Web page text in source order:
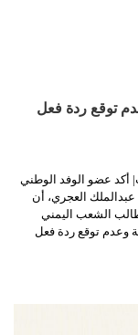
توقع ردة فعل
أكد عضو الوفد الوطني
العجري، أن
الشعب اليمني
وعدم توقع ردة فعل